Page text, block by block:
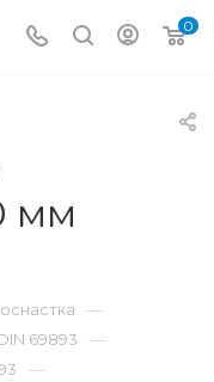
0
мм
—
69893 —
—